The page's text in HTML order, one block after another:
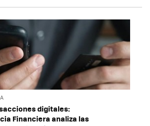
digitales:
Financiera analiza las